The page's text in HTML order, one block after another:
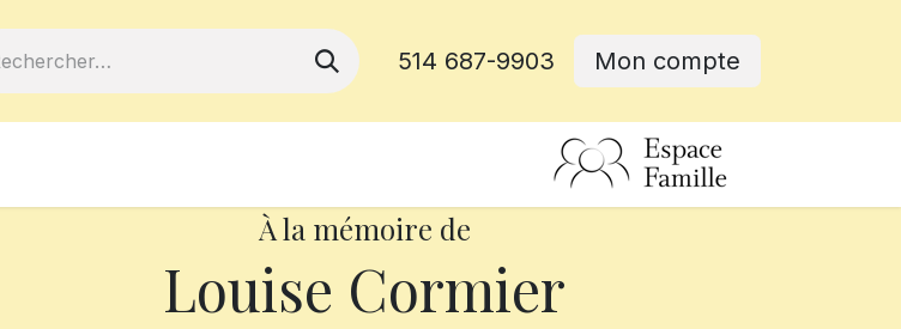
514 687-9903 Mon compte
À la mémoire de
Louise Cormier